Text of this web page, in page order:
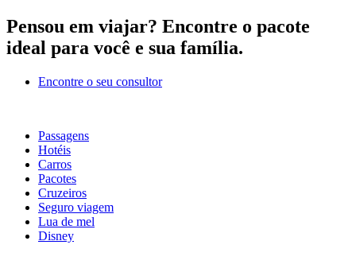
Ir
para
o
Pensou em viajar? Encontre o pacote
ideal para você e sua família.
Encontre o seu consultor
Passagens
Hotéis
Carros
Pacotes
Cruzeiros
Seguro viagem
Lua de mel
Disney